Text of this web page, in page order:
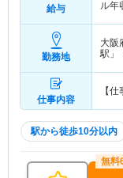
給与
ル年
勤務地
大阪
駅」
仕事内容
【
駅から徒歩10分以内